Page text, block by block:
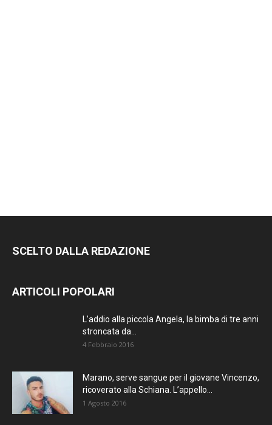
SCELTO DALLA REDAZIONE
ARTICOLI POPOLARI
L’addio alla piccola Angela, la bimba di tre anni
stroncata da...
4 Febbraio 2016
Marano, serve sangue per il giovane Vincenzo,
ricoverato alla Schiana. L’appello...
1 Agosto 2016